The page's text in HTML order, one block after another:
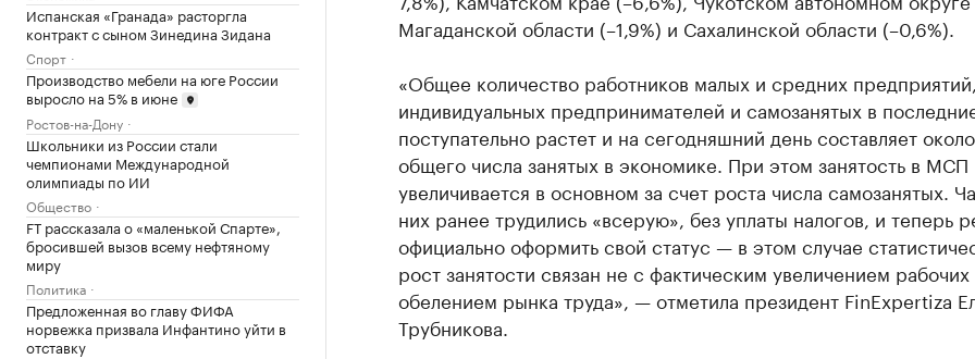
Испанская «Гранада» расторгла
контракт с сыном Зинедина Зидана
Спорт
Производство мебели на юге России
выросло на 5% в июне
Ростов-на-Дону
Школьники из России стали
чемпионами Международной
олимпиады по ИИ
Общество
FT рассказала о «маленькой Спарте»,
бросившей вызов всему нефтяному
миру
Политика
Предложенная во главу ФИФА
норвежка призвала Инфантино уйти в
отставку
Магаданской области (–1,9%) и Сахалинской области (–0,6%).
«Общее количество работников малых и средних
индивидуальных предпринимателей и самозанятых в
поступательно растет и на сегодняшний день составляет
общего числа занятых в экономике. При этом занятость в МСП
увеличивается в основном за счет роста числа самозанятых.
них ранее трудились «всерую», без уплаты налогов, и теперь
официально оформить свой статус — в этом случае
рост занятости связан не с фактическим увеличением
обелением рынка труда», — отметила президент FinExpertiza
Трубникова.